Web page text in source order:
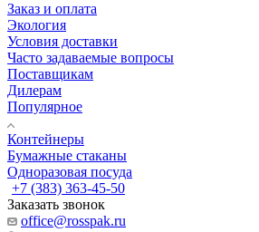
Заказ и оплата
Экология
Условия доставки
Часто задаваемые вопросы
Поставщикам
Дилерам
Популярное
Контейнеры
Бумажные стаканы
Одноразовая посуда
+7 (383) 363-45-50
Заказать звонок
office@rosspak.ru